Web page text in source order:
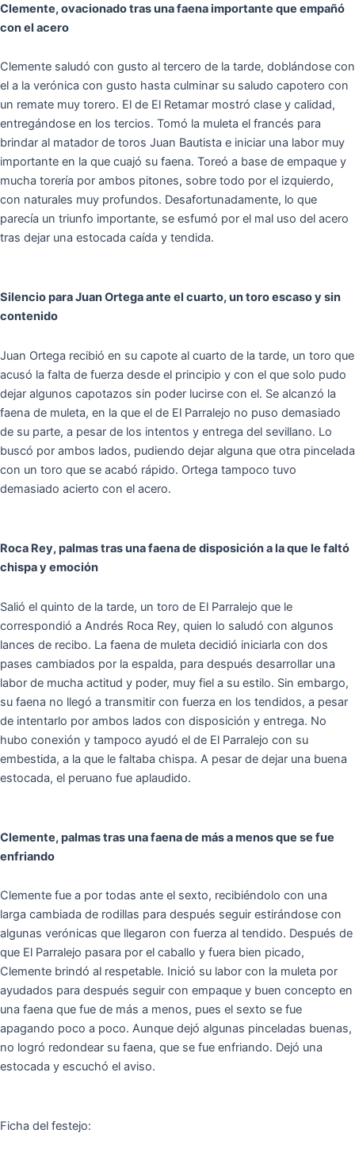
Clemente, ovacionado tras una faena importante que empañó
con el acero
Clemente saludó con gusto al tercero de la tarde, doblándose con
el a la verónica con gusto hasta culminar su saludo capotero con
un remate muy torero. El de El Retamar mostró clase y calidad,
entregándose en los tercios. Tomó la muleta el francés para
brindar al matador de toros Juan Bautista e iniciar una labor muy
importante en la que cuajó su faena. Toreó a base de empaque y
mucha torería por ambos pitones, sobre todo por el izquierdo,
con naturales muy profundos. Desafortunadamente, lo que
parecía un triunfo importante, se esfumó por el mal uso del acero
tras dejar una estocada caída y tendida.
Silencio para Juan Ortega ante el cuarto, un toro escaso y sin
contenido
Juan Ortega recibió en su capote al cuarto de la tarde, un toro que
acusó la falta de fuerza desde el principio y con el que solo pudo
dejar algunos capotazos sin poder lucirse con el. Se alcanzó la
faena de muleta, en la que el de El Parralejo no puso demasiado
de su parte, a pesar de los intentos y entrega del sevillano. Lo
buscó por ambos lados, pudiendo dejar alguna que otra pincelada
con un toro que se acabó rápido. Ortega tampoco tuvo
demasiado acierto con el acero.
Roca Rey, palmas tras una faena de disposición a la que le faltó
chispa y emoción
Salió el quinto de la tarde, un toro de El Parralejo que le
correspondió a Andrés Roca Rey, quien lo saludó con algunos
lances de recibo. La faena de muleta decidió iniciarla con dos
pases cambiados por la espalda, para después desarrollar una
labor de mucha actitud y poder, muy fiel a su estilo. Sin embargo,
su faena no llegó a transmitir con fuerza en los tendidos, a pesar
de intentarlo por ambos lados con disposición y entrega. No
hubo conexión y tampoco ayudó el de El Parralejo con su
embestida, a la que le faltaba chispa. A pesar de dejar una buena
estocada, el peruano fue aplaudido.
Clemente, palmas tras una faena de más a menos que se fue
enfriando
Clemente fue a por todas ante el sexto, recibiéndolo con una
larga cambiada de rodillas para después seguir estirándose con
algunas verónicas que llegaron con fuerza al tendido. Después de
que El Parralejo pasara por el caballo y fuera bien picado,
Clemente brindó al respetable. Inició su labor con la muleta por
ayudados para después seguir con empaque y buen concepto en
una faena que fue de más a menos, pues el sexto se fue
apagando poco a poco. Aunque dejó algunas pinceladas buenas,
no logró redondear su faena, que se fue enfriando. Dejó una
estocada y escuchó el aviso.
Ficha del festejo: